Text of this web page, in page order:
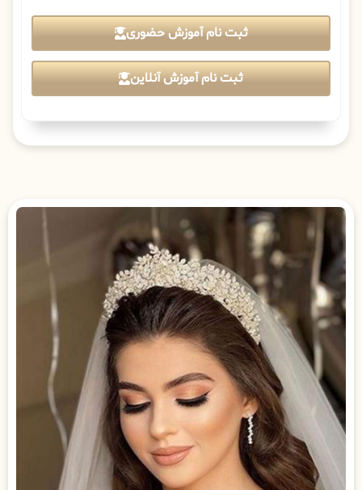
ثبت نام آموزش حضوری
ثبت نام آموزش آنلاین